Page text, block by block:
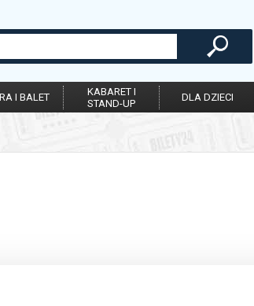
I BALET
KABARET I
STAND-UP
DLA DZIECI